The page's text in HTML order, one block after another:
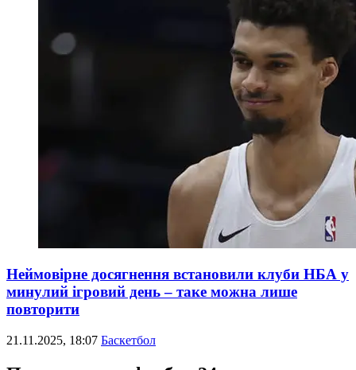
Неймовірне досягнення встановили клуби НБА у
минулий ігровий день – таке можна лише
повторити
21.11.2025, 18:07 Баскетбол